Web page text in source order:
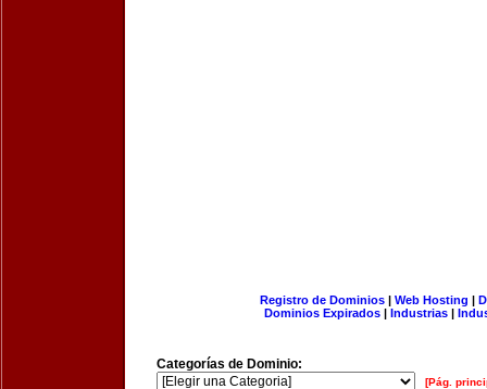
Registro de Dominios| Web Hosting |
Dominios Expirados | Industrias |
Categorías de Dominio:
[Pág.